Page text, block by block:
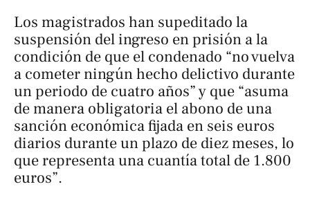
Los magistrados han supeditado la
suspensión del ingreso en prisión a la
condición de que el condenado “no vuelva
a cometer ningún hecho delictivo durante
un periodo de cuatro años” y que “asuma
de manera obligatoria el abono de una
sanción económica fijada en seis euros
diarios durante un plazo de diez meses, lo
que representa una cuantía total de 1.800
euros”.